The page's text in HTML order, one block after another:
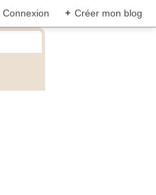
Connexion + Créer mon blog